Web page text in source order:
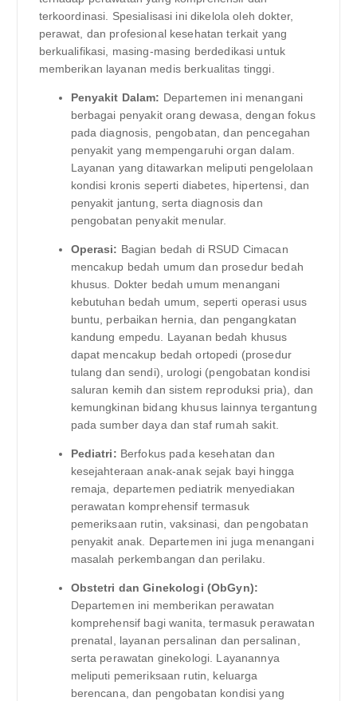
terkoordinasi. Spesialisasi ini dikelola oleh dokter,
perawat, dan profesional kesehatan terkait yang
berkualifikasi, masing-masing berdedikasi untuk
memberikan layanan medis berkualitas tinggi.
Penyakit Dalam: Departemen ini menangani
berbagai penyakit orang dewasa, dengan fokus
pada diagnosis, pengobatan, dan pencegahan
penyakit yang mempengaruhi organ dalam.
Layanan yang ditawarkan meliputi pengelolaan
kondisi kronis seperti diabetes, hipertensi, dan
penyakit jantung, serta diagnosis dan
pengobatan penyakit menular.
Operasi: Bagian bedah di RSUD Cimacan
mencakup bedah umum dan prosedur bedah
khusus. Dokter bedah umum menangani
kebutuhan bedah umum, seperti operasi usus
buntu, perbaikan hernia, dan pengangkatan
kandung empedu. Layanan bedah khusus
dapat mencakup bedah ortopedi (prosedur
tulang dan sendi), urologi (pengobatan kondisi
saluran kemih dan sistem reproduksi pria), dan
kemungkinan bidang khusus lainnya tergantung
pada sumber daya dan staf rumah sakit.
Pediatri: Berfokus pada kesehatan dan
kesejahteraan anak-anak sejak bayi hingga
remaja, departemen pediatrik menyediakan
perawatan komprehensif termasuk
pemeriksaan rutin, vaksinasi, dan pengobatan
penyakit anak. Departemen ini juga menangani
masalah perkembangan dan perilaku.
Obstetri dan Ginekologi (ObGyn):
Departemen ini memberikan perawatan
komprehensif bagi wanita, termasuk perawatan
prenatal, layanan persalinan dan persalinan,
serta perawatan ginekologi. Layanannya
meliputi pemeriksaan rutin, keluarga
berencana, dan pengobatan kondisi yang